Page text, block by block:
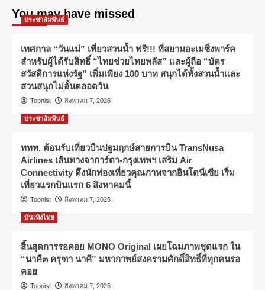
You may have missed
ประชาสัมพันธ์
เทศกาล “วันแม่” เที่ยวสวนน้ำ ฟรี!!! ที่สยามอะเมซิ่งพาร์ค
สำหรับผู้ได้รับสิทธิ์ “ไทยช่วยไทยพลัส” และผู้ถือ “บัตร
สวัสดิการแห่งรัฐ” เพิ่มเพียง 100 บาท สนุกได้ทั้งสวนน้ำและ
สวนสนุกไม่อั้นตลอดวัน
Toonist สิงหาคม 7, 2026
ประชาสัมพันธ์
ททท. ต้อนรับเที่ยวบินปฐมฤกษ์สายการบิน TransNusa
Airlines เส้นทางจาการ์ตา-กรุงเทพฯ เสริม Air
Connectivity ดึงนักท่องเที่ยวคุณภาพจากอินโดนีเซีย เริ่ม
เที่ยวแรกบินแรก 6 สิงหาคมนี้
Toonist สิงหาคม 7, 2026
บันเทิงไทย
สิ้นสุดการรอคอย MONO Original เผยโฉมภาพชุดแรก ใน
“นาคี๓ ครุฑา นาคี” มหากาพย์สงครามศักดิ์สิทธิ์ที่ทุกคนรอ
คอย
Toonist สิงหาคม 7, 2026